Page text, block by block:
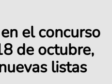
el concurso
de octubre,
listas